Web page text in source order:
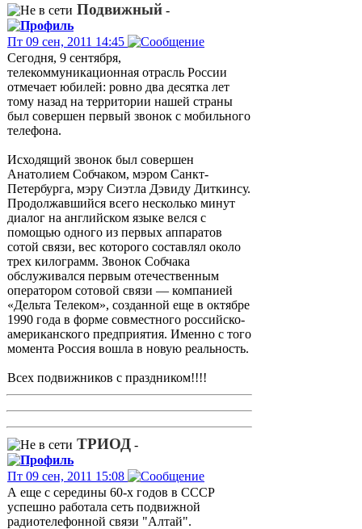
Подвижный -
Пт 09 сен, 2011 14:45
Сегодня, 9 сентября,
телекоммуникационная отрасль России
отмечает юбилей: ровно два десятка лет
тому назад на территории нашей страны
был совершен первый звонок с мобильного
телефона.
Исходящий звонок был совершен
Анатолием Собчаком, мэром Санкт-
Петербурга, мэру Сиэтла Дэвиду Диткинсу.
Продолжавшийся всего несколько минут
диалог на английском языке велся с
помощью одного из первых аппаратов
сотой связи, вес которого составлял около
трех килограмм. Звонок Собчака
обслуживался первым отечественным
оператором сотовой связи — компанией
«Дельта Телеком», созданной еще в октябре
1990 года в форме совместного российско-
американского предприятия. Именно с того
момента Россия вошла в новую реальность.
Всех подвижников с праздником!!!!
ТРИОД -
Пт 09 сен, 2011 15:08
А еще с середины 60-х годов в СССР
успешно работала сеть подвижной
радиотелефонной связи "Алтай".